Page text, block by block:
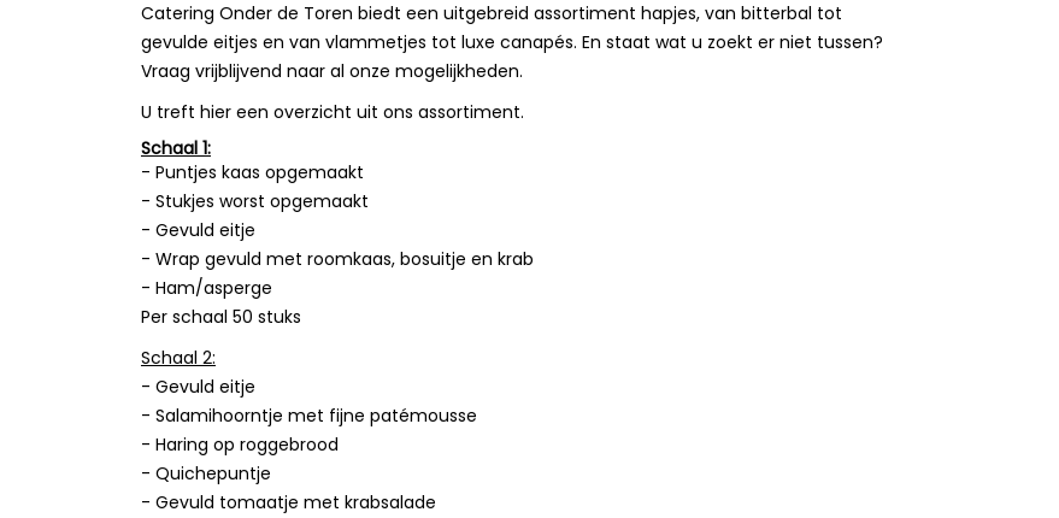
Catering Onder de Toren biedt een uitgebreid assortiment hapjes, van bitterbal tot
gevulde eitjes en van vlammetjes tot luxe canapés. En staat wat u zoekt er niet tussen?
Vraag vrijblijvend naar al onze mogelijkheden.
U treft hier een overzicht uit ons assortiment.
Schaal 1:
- Puntjes kaas opgemaakt
- Stukjes worst opgemaakt
- Gevuld eitje
- Wrap gevuld met roomkaas, bosuitje en krab
- Ham/asperge
Per schaal 50 stuks
Schaal 2:
- Gevuld eitje
- Salamihoorntje met fijne patémousse
- Haring op roggebrood
- Quichepuntje
- Gevuld tomaatje met krabsalade